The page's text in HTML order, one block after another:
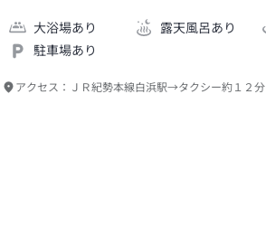
大浴場あり 露天風呂あり
駐車場あり
アクセス： ＪＲ紀勢本線白浜駅→タクシー約１２分